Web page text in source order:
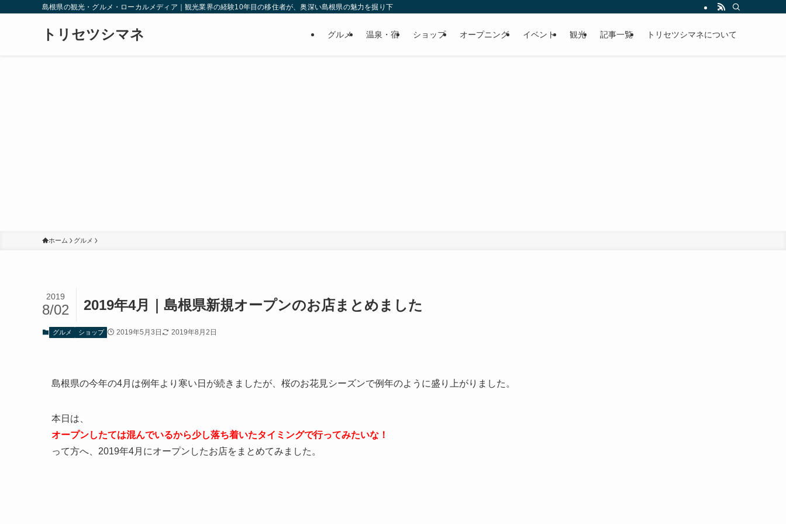
島根県の観光・グルメ・ローカルメディア｜観光業界の経験10年目の移住者が、奥深い島根県の魅力を掘り下げてみた
トリセツシマネ グルメ 温泉・宿 ショップ オープニング イベント 観光 記事一覧 トリセツシマネについて
ホーム グルメ
2019年4月｜島根県新規オープンのお店まとめました
2019
8/02
グルメ ショップ 2019年5月3日 2019年8月2日
島根県の今年の4月は例年より寒い日が続きましたが、桜のお花見シーズンで例年のように盛り上がりました。
本日は、
オープンしたては混んでいるから少し落ち着いたタイミングで行ってみたいな！
って方へ、2019年4月にオープンしたお店をまとめてみました。